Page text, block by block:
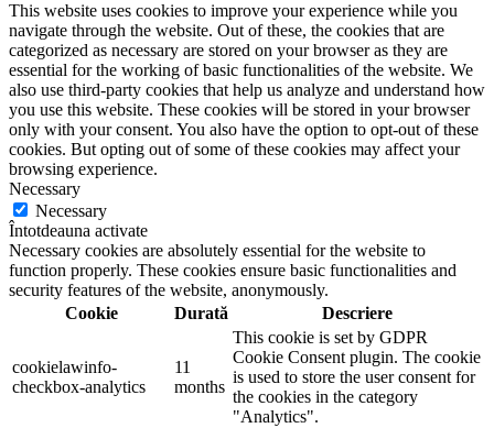
This website uses cookies to improve your experience while you
navigate through the website. Out of these, the cookies that are
categorized as necessary are stored on your browser as they are
essential for the working of basic functionalities of the website. We
also use third-party cookies that help us analyze and understand how
you use this website. These cookies will be stored in your browser
only with your consent. You also have the option to opt-out of these
cookies. But opting out of some of these cookies may affect your
browsing experience.
Necessary
Necessary
Întotdeauna activate
Necessary cookies are absolutely essential for the website to
function properly. These cookies ensure basic functionalities and
security features of the website, anonymously.
Cookie
Durată Descriere
cookielawinfo-
checkbox-analytics
11
months
This cookie is set by GDPR
Cookie Consent plugin. The cookie
is used to store the user consent for
the cookies in the category
"Analytics".